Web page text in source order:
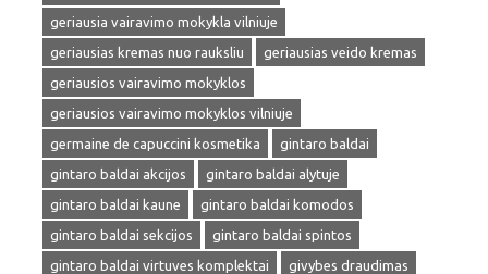
geriausia vairavimo mokykla vilniuje
geriausias kremas nuo rauksliu
geriausias veido kremas
geriausios vairavimo mokyklos
geriausios vairavimo mokyklos vilniuje
germaine de capuccini kosmetika
gintaro baldai
gintaro baldai akcijos
gintaro baldai alytuje
gintaro baldai kaune
gintaro baldai komodos
gintaro baldai sekcijos
gintaro baldai spintos
gintaro baldai virtuves komplektai
givybes draudimas